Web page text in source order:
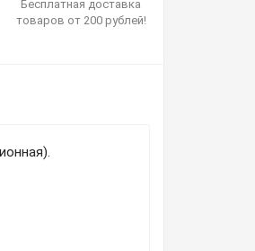
Бесплатная доставка
товаров от 200 рублей!